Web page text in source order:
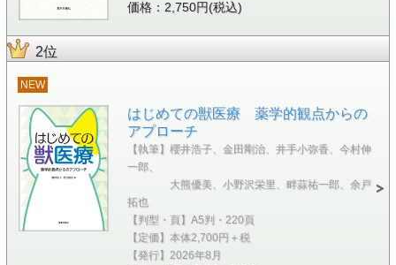
価格：2,750円(税込)
2位
NEW
はじめての獣医療 薬学的観点からの
アプローチ
【執筆】櫻井浩子、金田剛治、井手小弥香、今村伸
一郎、
大熊優美、小野沢栄里、畔蒜祐一郎、余戸
拓也
【判型・頁】A5判・220頁
【定価】本体2,700円＋税
【発行】2026年8月